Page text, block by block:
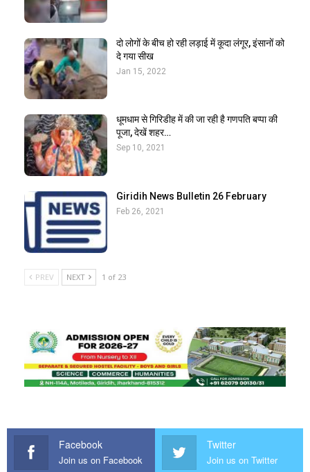
दो लोगों के बीच हो रही लड़ाई में कूदा लंगूर, इंसानों को
दे गया सीख
Jan 15, 2022
धूमधाम से गिरिडीह में की जा रही है गणपति बप्पा की
पूजा, देखें शहर…
Sep 10, 2021
Giridih News Bulletin 26 February
Feb 26, 2021
PREV NEXT 1 of 23
Facebook
Join us on Facebook
Twitter
Join us on Twitter